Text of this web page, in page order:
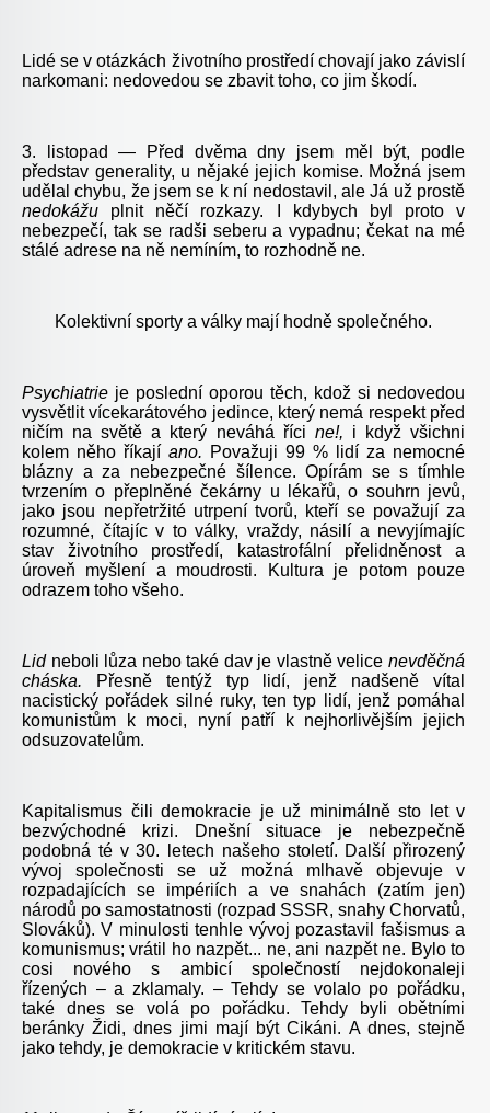
Lidé se v otázkách životního prostředí chovají jako závislí
narkomani: nedovedou se zbavit toho, co jim škodí.
3. listopad — Před dvěma dny jsem měl být, podle
představ generality, u nějaké jejich komise. Možná jsem
udělal chybu, že jsem se k ní nedostavil, ale Já už prostě
nedokážu plnit něčí rozkazy. I kdybych byl proto v
nebezpečí, tak se radši seberu a vypadnu; čekat na mé
stálé adrese na ně nemíním, to rozhodně ne.
Kolektivní sporty a války mají hodně společného.
Psychiatrie je poslední oporou těch, kdož si nedovedou
vysvětlit vícekarátového jedince, který nemá respekt před
ničím na světě a který neváhá říci ne!, i když všichni
kolem něho říkají ano. Považuji 99 % lidí za nemocné
blázny a za nebezpečné šílence. Opírám se s tímhle
tvrzením o přeplněné čekárny u lékařů, o souhrn jevů,
jako jsou nepřetržité utrpení tvorů, kteří se považují za
rozumné, čítajíc v to války, vraždy, násilí a nevyjímajíc
stav životního prostředí, katastrofální přelidněnost a
úroveň myšlení a moudrosti. Kultura je potom pouze
odrazem toho všeho.
Lidneboli lůza nebo také dav je vlastně velice nevděčná
cháska. Přesně tentýž typ lidí, jenž nadšeně vítal
nacistický pořádek silné ruky, ten typ lidí, jenž pomáhal
komunistům k moci, nyní patří k nejhorlivějším jejich
odsuzovatelům.
Kapitalismus čili demokracie je už minimálně sto let v
bezvýchodné krizi. Dnešní situace je nebezpečně
podobná té v 30. letech našeho století. Další přirozený
vývoj společnosti se už možná mlhavě objevuje v
rozpadajících se impériích a ve snahách (zatím jen)
národů po samostatnosti (rozpad SSSR, snahy Chorvatů,
Slováků). V minulosti tenhle vývoj pozastavil fašismus a
komunismus; vrátil ho nazpět... ne, ani nazpět ne. Bylo to
cosi nového s ambicí společností nejdokonaleji
řízených – a zklamaly. – Tehdy se volalo po pořádku,
také dnes se volá po pořádku. Tehdy byli obětními
beránky Židi, dnes jimi mají být Cikáni. A dnes, stejně
jako tehdy, je demokracie v kritickém stavu.